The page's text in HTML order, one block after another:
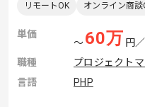
リモートOK オンライン商談
単価
〜60万 円
職種
プロジェクト
言語
PHP